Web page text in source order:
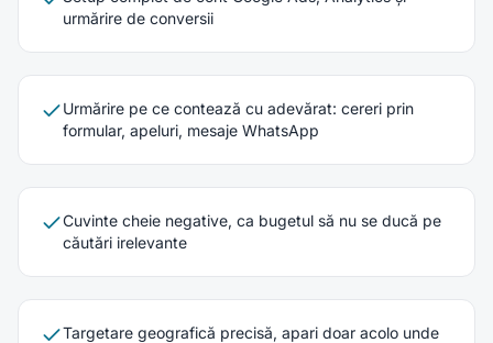
urmărire de conversii
Urmărire pe ce contează cu adevărat: cereri prin
formular, apeluri, mesaje WhatsApp
Cuvinte cheie negative, ca bugetul să nu se ducă pe
căutări irelevante
Targetare geografică precisă, apari doar acolo unde